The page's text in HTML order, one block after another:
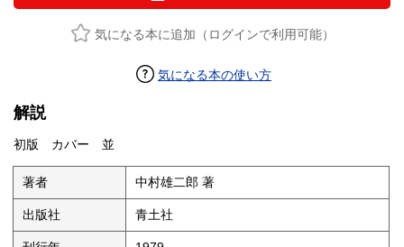
気になる本に追加（ログインで利用可能）
気になる本の使い方
解説
初版 カバー 並
著者 中村雄二郎 著
出版社 青土社